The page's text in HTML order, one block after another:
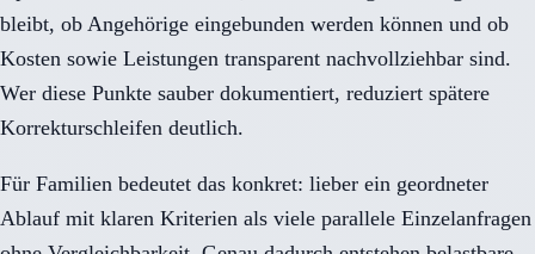
bleibt, ob Angehörige eingebunden werden können und ob
Kosten sowie Leistungen transparent nachvollziehbar sind.
Wer diese Punkte sauber dokumentiert, reduziert spätere
Korrekturschleifen deutlich.
Für Familien bedeutet das konkret: lieber ein geordneter
Ablauf mit klaren Kriterien als viele parallele Einzelanfragen